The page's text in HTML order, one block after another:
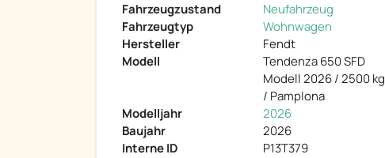
Fahrzeugzustand
Neufahrzeug
Fahrzeugtyp
Wohnwagen
Hersteller
Fendt
Modell
Tendenza 650 SFD
Modell 2026 / 2500 kg
/ Pamplona
Modelljahr
2026
Baujahr
2026
Interne ID
P13T379